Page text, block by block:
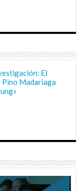
El
Pino Madariaga